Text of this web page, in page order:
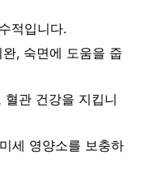
적입니다.
, 숙면에 도움을 줍
관 건강을 지킵니
세 영양소를 보충하